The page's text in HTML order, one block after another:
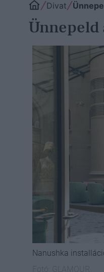
Divat
Ünnepeld
Nanushka